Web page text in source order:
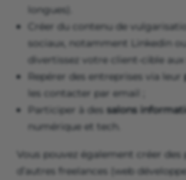
longues).
Créer du contenu de
sociaux, notamment Linkedin
divertissez votre client-cible aux
Repérer des entreprises via leur
les contacter par email ;
Participer à des salons
numérique et tech.
Vous pouvez également créer des
d’autres freelances (web